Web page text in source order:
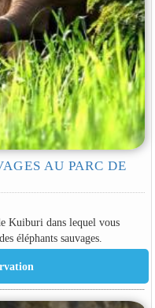
AU PARC DE
Kuiburi dans lequel vous
éléphants sauvages.